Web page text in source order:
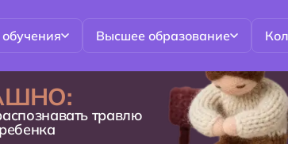
Высшее образование
травлю